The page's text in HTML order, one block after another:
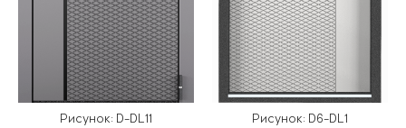
Рисунок: D-DL11 Рисунок: D6-DL1